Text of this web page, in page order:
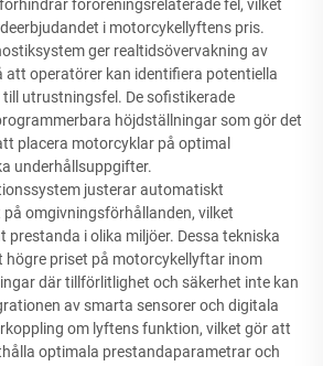
föroreningsrelaterade fel, vilket
i motorcykellyftens pris.
ger realtidsövervakning av
att operatörer kan identifiera potentiella
till utrustningsfel. De sofistikerade
höjdställningar som gör det
placera motorcyklar på optimal
underhållsuppgifter.
justerar automatiskt
omgivningsförhållanden, vilket
prestanda i olika miljöer. Dessa tekniska
priset på motorcykellyftar inom
där tillförlitlighet och säkerhet inte kan
av smarta sensorer och digitala
om lyftens funktion, vilket gör att
optimala prestandaparametrar och